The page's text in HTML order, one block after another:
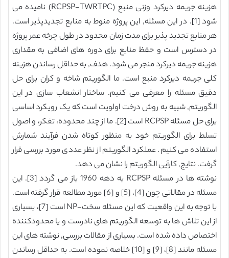
هزینه جریمه دیرکرد وزنی منبع (RCPSP-TWRTPC) نامیده می
شود [1]. در این مسئله, این پروژه منوط به منابع تجدیدپذیر است.
هر منابع تجدید پذیر برای مدت زمان محدود در طول چرخه عمر پروژه
در دسترس است و حفظ منابع برای دوره های اضافی به مقداری
هزینه جریمه دیرکرد منجر می شود. هدف, به حداقل رساندن هزینه
کلی جریمه دیرکرد منبع است. ما الگوریتم شاخه و کران برای حل
دقیق مسئله را معرفی می کنیم. ساختار انشعاب سازی در این
الگوریتم, شبیه به روش درخت اولویت است که یک رویکرد اساسی
برای حل مسئله RCPSP است [2]. ما از چند محدوده، تفکر، و اصول
تسلط برای الگوریتم خود به منظور کوتاه شدن فرآیند شمارش
استفاده می کنیم. عملکرد الگوریتم از نظر عددی مورد بررسی قرار
گرفت. نتایج, کارآیی الگوریتم را نشان می دهد.
نوشته ها در مسئله RCPSP به دهه 1960 باز می گردد [3]. این
مسئله در مقالاتی چون [4]، [5] و [6] مورد مطالعه قرار گرفته است.
با توجه به این واقعیت که این مسئله سخت-NP است [7]، بسیاری
از این تلاش ها به توسعه الگوریتم های نادرست و یا محدودکننده
اختصاص داده شده است. بسیاری از مقالات بررسی, نوشته های این
مسئله مانند [8]، [9] و [10] خلاصه نموده است. به حداقل رساندن